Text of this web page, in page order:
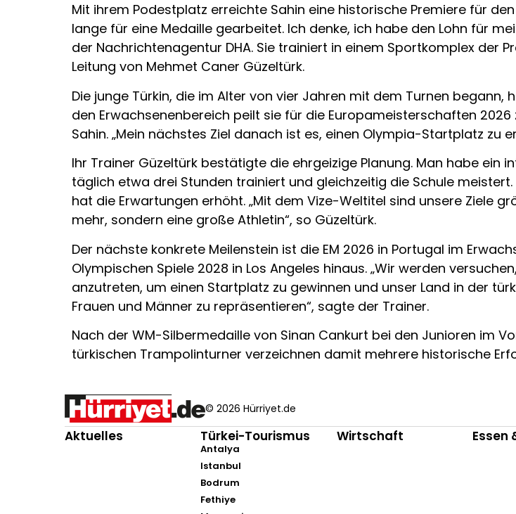
Mit ihrem Podestplatz erreichte Sahin eine historische Premiere für
lange für eine Medaille gearbeitet. Ich denke, ich habe den Lohn für
der Nachrichtenagentur DHA. Sie trainiert in einem Sportkomplex der
Leitung von Mehmet Caner Güzeltürk.
Die junge Türkin, die im Alter von vier Jahren mit dem Turnen
den Erwachsenenbereich peilt sie für die Europameisterschaften
Sahin. „Mein nächstes Ziel danach ist es, einen Olympia-Startplatz zu
Ihr Trainer Güzeltürk bestätigte die ehrgeizige Planung. Man habe
täglich etwa drei Stunden trainiert und gleichzeitig die Schule
hat die Erwartungen erhöht. „Mit dem Vize-Weltitel sind unsere Ziele
mehr, sondern eine große Athletin“, so Güzeltürk.
Der nächste konkrete Meilenstein ist die EM 2026 in Portugal im
Olympischen Spiele 2028 in Los Angeles hinaus. „Wir werden
anzutreten, um einen Startplatz zu gewinnen und unser Land in der
Frauen und Männer zu repräsentieren“, sagte der Trainer.
Nach der WM-Silbermedaille von Sinan Cankurt bei den Junioren im
türkischen Trampolinturner verzeichnen damit mehrere historische
© 2026 Hürriyet.de
Aktuelles Türkei-Tourismus
Antalya
Istanbul
Bodrum
Fethiye
Wirtschaft Essen